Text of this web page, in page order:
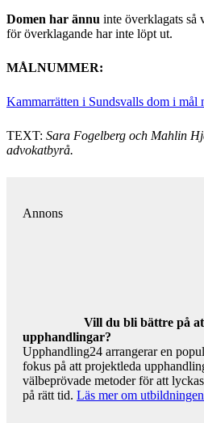
Domen har ännu inte överklagats så
för överklagande har inte löpt ut.
MÅLNUMMER:
Kammarrätten i Sundsvalls dom i mål
TEXT: Sara Fogelberg och Mahlin
advokatbyrå.
Annons
Vill du bli bättre på
upphandlingar?
Upphandling24 arrangerar en
fokus på att projektleda
välbeprövade metoder för att
på rätt tid. Läs mer om